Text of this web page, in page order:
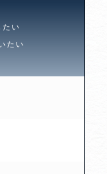
たい
たい